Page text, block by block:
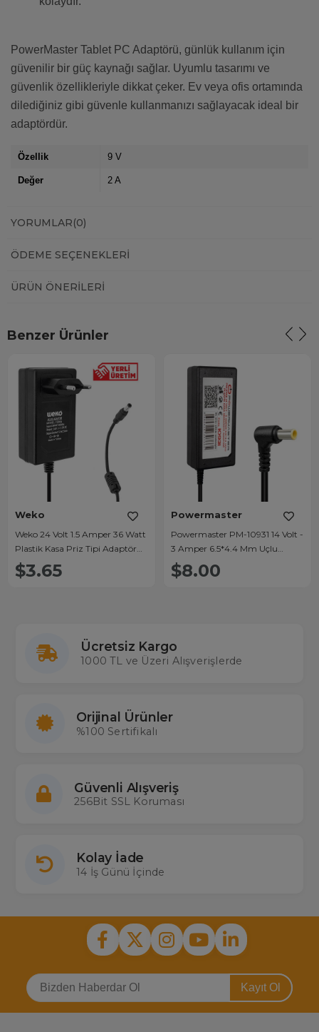
PowerMaster Tablet PC Adaptörü, günlük kullanım için
güvenilir bir güç kaynağı sağlar. Uyumlu tasarımı ve
güvenlik özellikleriyle dikkat çeker. Ev veya ofis ortamında
dilediğiniz gibi güvenle kullanmanızı sağlayacak ideal bir
adaptördür.
Özellik 9 V
Değer 2 A
YORUMLAR(0)
ÖDEME SEÇENEKLERI
ÜRÜN ÖNERILERI
Benzer Ürünler
Weko
Weko 24 Volt 1.5 Amper 36 Watt
Plastik Kasa Priz Tipi Adaptör
(5.5x2.5 Uçlu)
$3.65
Powermaster
Powermaster PM-10931 14 Volt -
3 Amper 6.5*4.4 Mm Uçlu
Plastik Kasa Masaüstü Adaptör
(Samsung Monitör)
$8.00
Ücretsiz Kargo
1000 TL ve Üzeri Alışverişlerde
Orijinal Ürünler
%100 Sertifikalı
Güvenli Alışveriş
256Bit SSL Koruması
Kolay İade
14 İş Günü İçinde
Kayıt Ol